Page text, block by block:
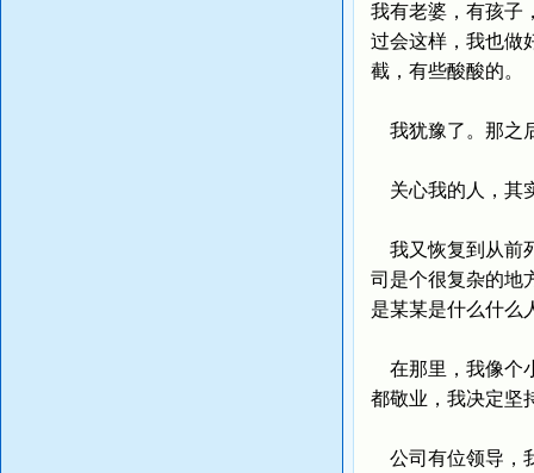
我有老婆，有孩子
过会这样，我也做
截，有些酸酸的。
我犹豫了。那之
关心我的人，其
我又恢复到从前
司是个很复杂的地
是某某是什么什么
在那里，我像个
都敬业，我决定坚
公司有位领导，